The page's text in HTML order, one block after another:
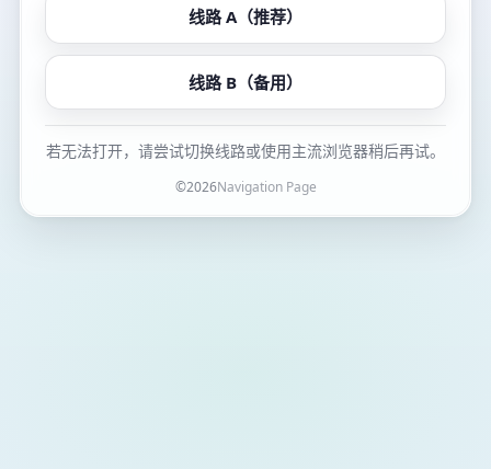
线路 A（推荐）
线路 B（备用）
若无法打开，请尝试切换线路或使用主流浏览器稍后再试。
©2026Navigation Page